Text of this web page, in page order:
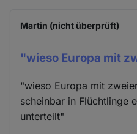
Martin (nicht überprüft)
"wieso Europa mit
"wieso Europa mit
scheinbar in Flüchtlinge
unterteilt"